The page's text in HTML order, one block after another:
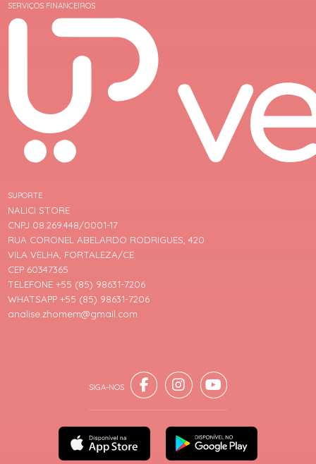
SERVIÇOS FINANCEIROS
SUPORTE
NALICI STORE
CNPJ 08.269.448/0001-17
RUA CORONEL ABELARDO RODRIGUES, 420
VILA VELHA, FORTALEZA/CE
CEP 60347365
TELEFONE +55 (85) 98631-7206
WHATSAPP +55 (85) 98631-7206
analise.zhomem@gmail.com